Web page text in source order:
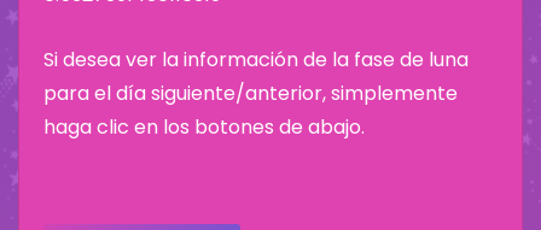
Si desea ver la información de la fase de luna
para el día siguiente/anterior, simplemente
haga clic en los botones de abajo.